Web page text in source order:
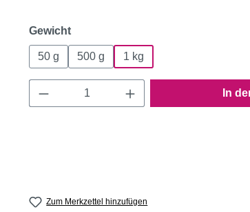
Gewichtauswählen
50 g 500 g 1 kg
Produkt Anzahl: Gib den In
Zum Merkzettel hinzufügen